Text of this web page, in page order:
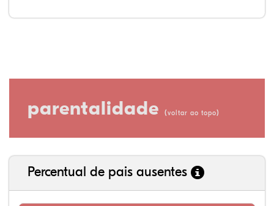
parentalidade (voltar ao topo)
Percentual de pais ausentes